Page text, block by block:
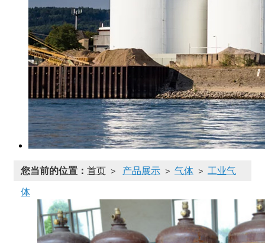
您当前的位置： 首页 > 产品展示 > 气体 > 工业气
体